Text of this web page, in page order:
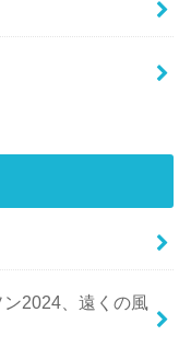
2024、遠くの風